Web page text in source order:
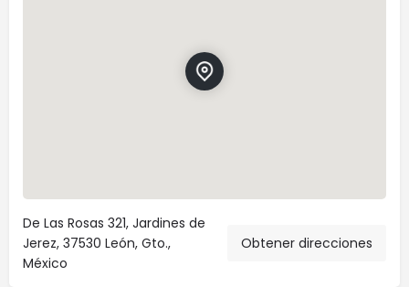
De Las Rosas 321, Jardines de
Jerez, 37530 León, Gto.,
México
Obtener direcciones